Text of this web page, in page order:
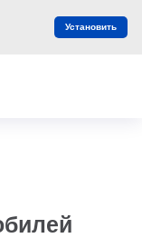
Установить